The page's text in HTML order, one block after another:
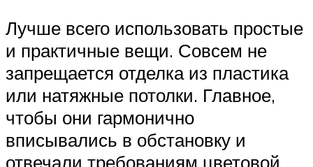
Лучше всего использовать простые
и практичные вещи. Совсем не
запрещается отделка из пластика
или натяжные потолки. Главное,
чтобы они гармонично
вписывались в обстановку и
отвечали требованиям цветовой